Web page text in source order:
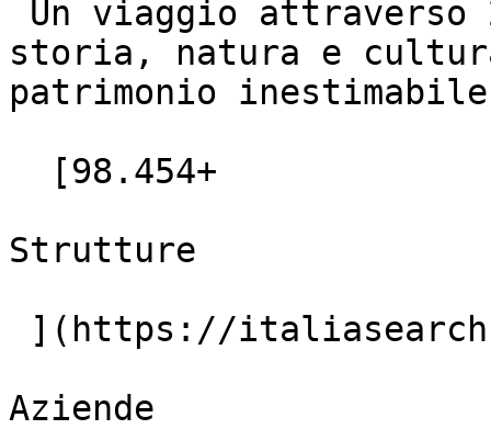
storia, natura e
patrimonio
Strutture
Aziende